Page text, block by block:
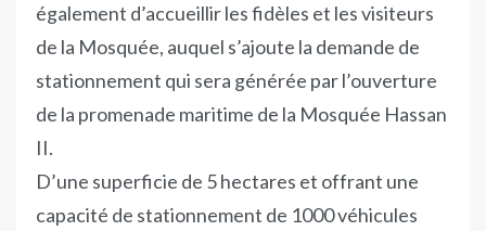
également d’accueillir les fidèles et les visiteurs
de la Mosquée, auquel s’ajoute la demande de
stationnement qui sera générée par l’ouverture
de la promenade maritime de la Mosquée Hassan
II.
D’une superficie de 5 hectares et offrant une
capacité de stationnement de 1000 véhicules